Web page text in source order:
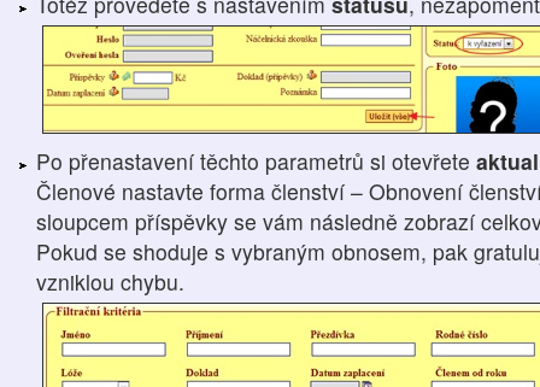
Po přenastavení těchto parametrů si otevřete
Členové nastavte forma členství – Obnovení
sloupcem příspěvky se vám následně zobrazí
Pokud se shoduje s vybraným obnosem, pak
vzniklou chybu.